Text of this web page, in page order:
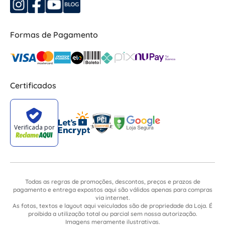
Formas de Pagamento
Certificados
Todas as regras de promoções, descontos, preços e prazos de
pagamento e entrega expostos aqui são válidos apenas para compras
via internet.
As fotos, textos e layout aqui veiculados são de propriedade da Loja. É
proibida a utilização total ou parcial sem nossa autorização.
Imagens meramente ilustrativas.